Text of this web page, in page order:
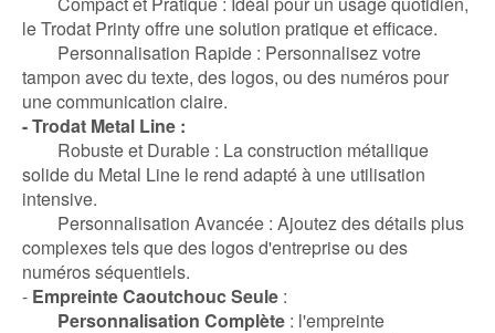
le Trodat Printy offre une solution pratique et efficace.
Personnalisation Rapide : Personnalisez votre
tampon avec du texte, des logos, ou des numéros pour
une communication claire.
- Trodat Metal Line :
Robuste et Durable : La construction métallique
solide du Metal Line le rend adapté à une utilisation
intensive.
Personnalisation Avancée : Ajoutez des détails plus
complexes tels que des logos d'entreprise ou des
numéros séquentiels.
- Empreinte Caoutchouc Seule :
Personnalisation Complète : l'empreinte